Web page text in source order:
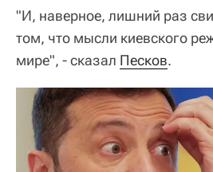
"И, наверное, лишний раз
том, что мысли киевского
мире", - сказал Песков.